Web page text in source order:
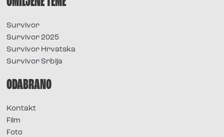
Survivor
Survivor 2025
Survivor Hrvatska
Survivor Srbija
ODABRANO
Kontakt
Film
Foto